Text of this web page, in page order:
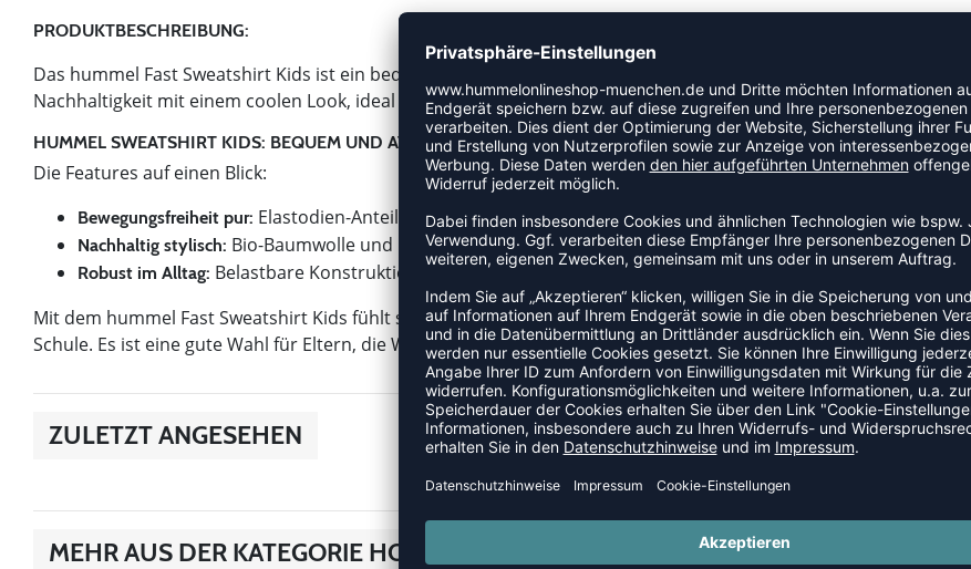
PRODUKTBESCHREIBUNG:
Das hummel Fast Sweatshirt Kids ist ein bequemes und atmungsaktives Longsleeve für den Alltag. Es kombiniert
Nachhaltigkeit mit einem coolen Look, ideal für aktive Kinder, die sich gerne bewegen.
HUMMEL SWEATSHIRT KIDS: BEQUEM UND ATMUNGSAKTIV
Die Features auf einen Blick:
Bewegungsfreiheit pur: Elastodien-Anteil sorgt für maximale Flexibilität.
Nachhaltig stylisch: Bio-Baumwolle und recycelte Materialien schonen die Umwelt.
Robust im Alltag: Belastbare Konstruktion für lange Haltbarkeit.
Mit dem hummel Fast Sweatshirt Kids fühlt sich dein Kind den ganzen Tag wohl, egal ob beim Spielen oder in der
Schule. Es ist eine gute Wahl für Eltern, die Wert auf Komfort und Nachhaltigkeit legen.
ZULETZT ANGESEHEN
MEHR AUS DER KATEGORIE HOODIES & ZIPPER